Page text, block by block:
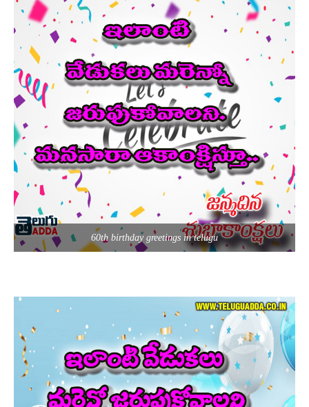
60th birthday greetings in telugu